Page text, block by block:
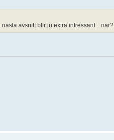
avsnitt blir ju extra intressant... när?